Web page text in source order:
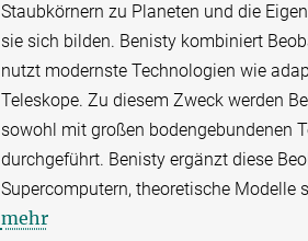
Staubkörnern zu Planeten und die
sie sich bilden. Benisty kombiniert
nutzt modernste Technologien wie
Teleskope. Zu diesem Zweck werden
sowohl mit großen bodengebundenen
durchgeführt. Benisty ergänzt diese
Supercomputern, theoretische Modelle
mehr